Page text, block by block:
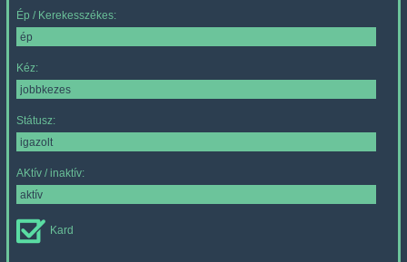
Ép / Kerekesszékes:
Kéz:
Státusz:
AKtív / inaktív:
Kard